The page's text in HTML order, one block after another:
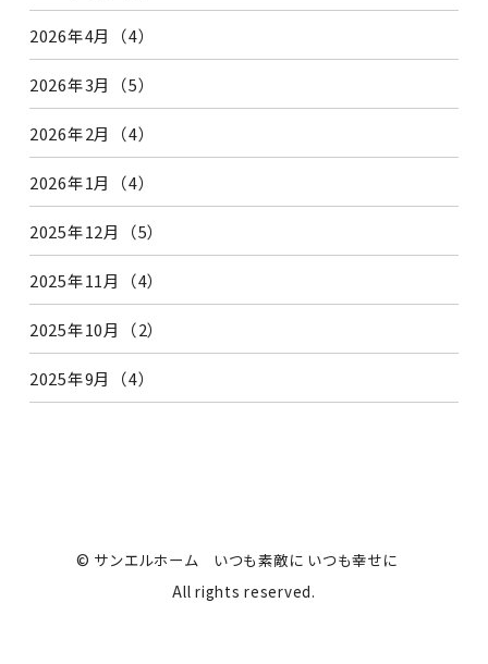
2026年4月（4）
2026年3月（5）
2026年2月（4）
2026年1月（4）
2025年12月（5）
2025年11月（4）
2025年10月（2）
2025年9月（4）
© サンエルホーム いつも素敵に いつも幸せに
All rights reserved.